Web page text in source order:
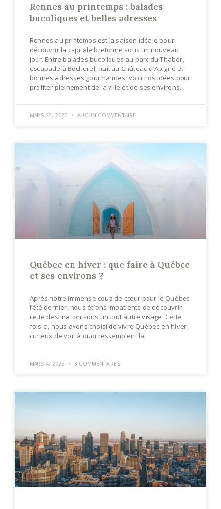
Rennes au printemps : balades
bucoliques et belles adresses
Rennes au printemps est la saison idéale pour
découvrir la capitale bretonne sous un nouveau
jour. Entre balades bucoliques au parc du Thabor,
escapade à Bécherel, nuit au Château d’Apigné et
bonnes adresses gourmandes, voici nos idées pour
profiter pleinement de la ville et de ses environs.
MARS 25, 2026 AUCUN COMMENTAIRE
Québec en hiver : que faire à Québec
et ses environs ?
Après notre immense coup de cœur pour le Québec
l’été dernier, nous étions impatients de découvrir
cette destination sous un tout autre visage. Cette
fois-ci, nous avons choisi de vivre Québec en hiver,
curieux de voir à quoi ressemblent la
MARS 4, 2026 3 COMMENTAIRES